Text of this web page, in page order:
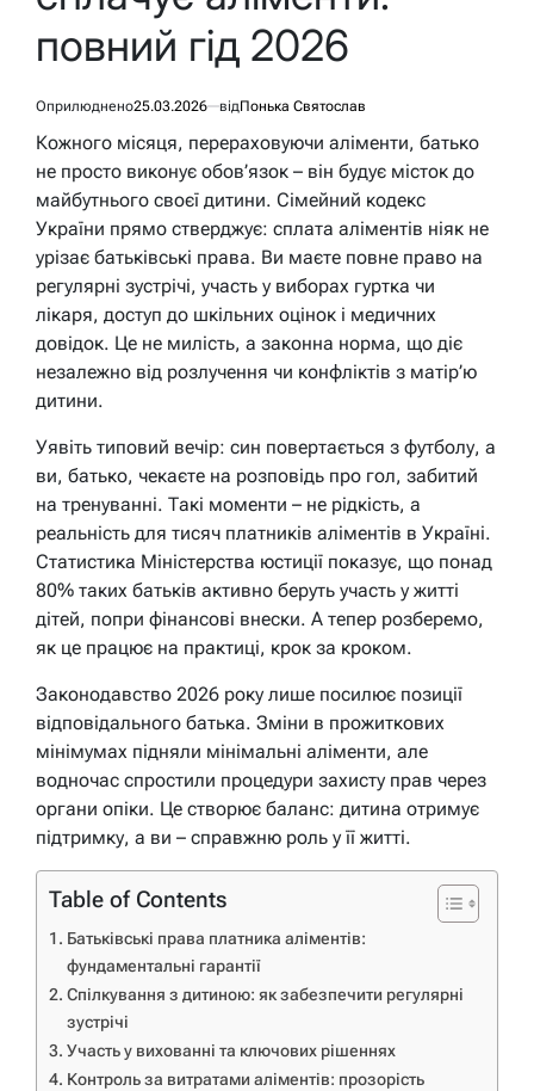
повний гід 2026
Оприлюднено25.03.2026 відПонька Святослав
Кожного місяця, перераховуючи аліменти, батько
не просто виконує обов’язок – він будує місток до
майбутнього своєї дитини. Сімейний кодекс
України прямо стверджує: сплата аліментів ніяк не
урізає батьківські права. Ви маєте повне право на
регулярні зустрічі, участь у виборах гуртка чи
лікаря, доступ до шкільних оцінок і медичних
довідок. Це не милість, а законна норма, що діє
незалежно від розлучення чи конфліктів з матір’ю
дитини.
Уявіть типовий вечір: син повертається з футболу, а
ви, батько, чекаєте на розповідь про гол, забитий
на тренуванні. Такі моменти – не рідкість, а
реальність для тисяч платників аліментів в Україні.
Статистика Міністерства юстиції показує, що понад
80% таких батьків активно беруть участь у житті
дітей, попри фінансові внески. А тепер розберемо,
як це працює на практиці, крок за кроком.
Законодавство 2026 року лише посилює позиції
відповідального батька. Зміни в прожиткових
мінімумах підняли мінімальні аліменти, але
водночас спростили процедури захисту прав через
органи опіки. Це створює баланс: дитина отримує
підтримку, а ви – справжню роль у її житті.
Table of Contents
Батьківські права платника аліментів:
фундаментальні гарантії
Спілкування з дитиною: як забезпечити регулярні
зустрічі
Участь у вихованні та ключових рішеннях
Контроль за витратами аліментів: прозорість